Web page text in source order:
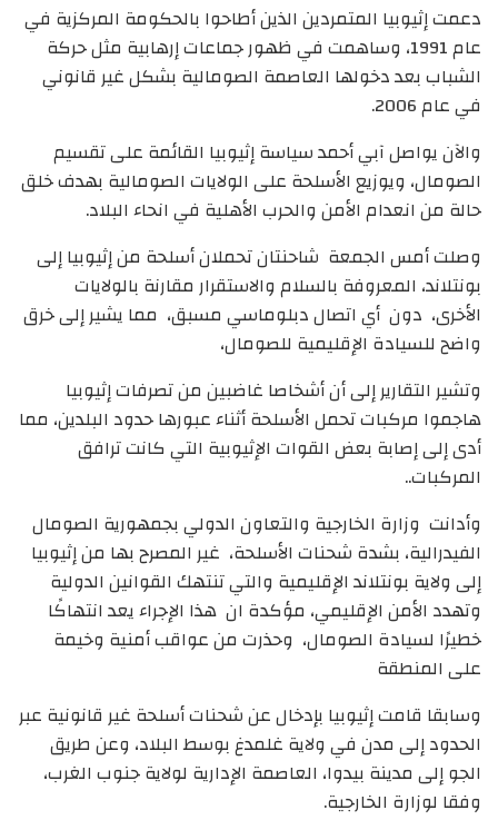
دعمت إثيوبيا المتمردين الذين أطاحوا بالحكومة المركزية في
عام 1991، وساهمت في ظهور جماعات إرهابية مثل حركة
الشباب بعد دخولها العاصمة الصومالية بشكل غير قانوني
في عام 2006.
والآن يواصل آبي أحمد سياسة إثيوبيا القائمة على تقسيم
الصومال، ويوزيع الأسلحة على الولايات الصومالية بهدف خلق
حالة من انعدام الأمن والحرب الأهلية في انحاء البلاد.
وصلت أمس الجمعة شاحنتان تحملان أسلحة من إثيوبيا إلى
بونتلاند، المعروفة بالسلام والاستقرار مقارنة بالولايات
الأخرى، دون أي اتصال دبلوماسي مسبق، مما يشير إلى خرق
واضح للسيادة الإقليمية للصومال،
وتشير التقارير إلى أن أشخاصا غاضبين من تصرفات إثيوبيا
هاجموا مركبات تحمل الأسلحة أثناء عبورها حدود البلدين، مما
أدى إلى إصابة بعض القوات الإثيوبية التي كانت ترافق
المركبات..
وأدانت وزارة الخارجية والتعاون الدولي بجمهورية الصومال
الفيدرالية، بشدة شحنات الأسلحة، غير المصرح بها من إثيوبيا
إلى ولاية بونتلاند الإقليمية والتي تنتهك القوانين الدولية
وتهدد الأمن الإقليمي، مؤكدة ان هذا الإجراء يعد انتهاكًا
خطيرًا لسيادة الصومال، وحذرت من عواقب أمنية وخيمة
على المنطقة
وسابقا قامت إثيوبيا بإدخال عن شحنات أسلحة غير قانونية عبر
الحدود إلى مدن في ولاية غلمدغ بوسط البلاد، وعن طريق
الجو إلى مدينة بيدوا، العاصمة الإدارية لولاية جنوب الغرب،
وفقا لوزارة الخارجية.